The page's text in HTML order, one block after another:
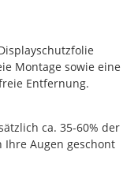
Montage sowie eine
Entfernung.
ca. 35-60% der
Ihre Augen geschont